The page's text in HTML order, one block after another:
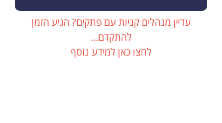
עדיין מנהלים קניות עם פתקים? הגיע הזמן
להתקדם...
לחצו כאן למידע נוסף